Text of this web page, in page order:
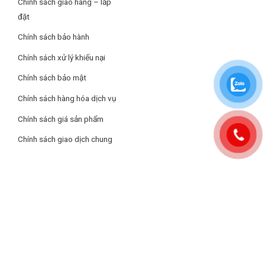
(ống thoát thải) cải tiến
Bát rác kháng khuẩn, ức chế hiệu quả sinh trưởng của vi
khuẩn HYPERKILA-MIC
Tốc độ xả tăng lên đến 30% với
mới thiết kế
vuông hiện đại
đặt
Chính sách bảo hành
Chính sách xử lý khiếu nại
Chính sách bảo mật
Chính sách hàng hóa dịch vụ
Chính sách giá sản phẩm
Chính sách giao dịch chung